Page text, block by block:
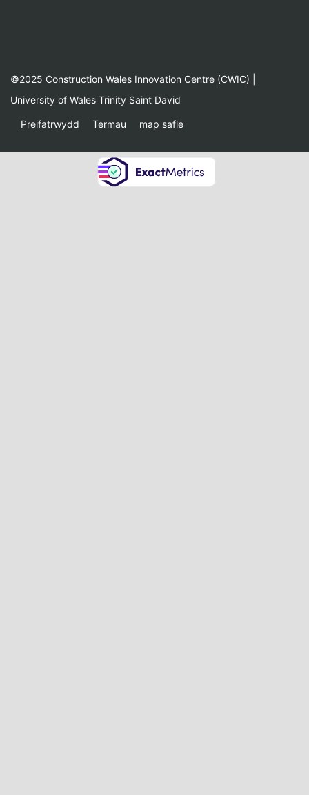
©2025 Construction Wales Innovation Centre (CWIC) |
University of Wales Trinity Saint David
Preifatrwydd Termau map safle